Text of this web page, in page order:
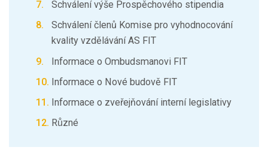
Schválení výše Prospěchového stipendia
Schválení členů Komise pro vyhodnocování
kvality vzdělávání AS FIT
Informace o Ombudsmanovi FIT
Informace o Nové budově FIT
Informace o zveřejňování interní legislativy
Různé